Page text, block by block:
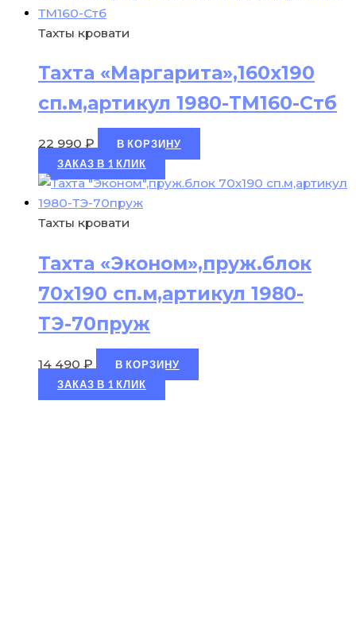
Тахты кровати
Тахта «Маргарита»,160х190
сп.м,артикул 1980-ТМ160-Стб
22 990 ₽
В КОРЗИНУ
ЗАКАЗ В 1 КЛИК
Тахты кровати
Тахта «Эконом»,пруж.блок
70х190 сп.м,артикул 1980-
ТЭ-70пруж
14 490 ₽
В КОРЗИНУ
ЗАКАЗ В 1 КЛИК